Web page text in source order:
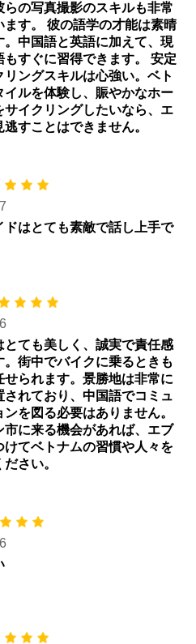
らの写真撮影のスキルも非常
ます。 彼の語学の才能は素晴
。中国語と英語に加えて、現
もすぐに習得できます。 安定
リングスキルは心強い。ベト
イルを体験し、賑やかなホー
サイクリングしたいなら、エ
すことはできません。
ドはとても素敵で話し上手で
とても美しく、誠実で責任感
。街中でバイクに乗るときも
せられます。景勝地は非常に
されており、中国語でコミュ
ンを図る必要はありません。
市に来る機会があれば、エブ
けてベトナムの習慣や人々を
さい。